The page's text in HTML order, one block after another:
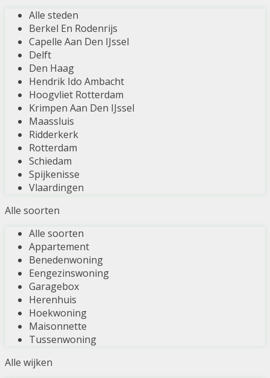
Alle steden
Berkel En Rodenrijs
Capelle Aan Den IJssel
Delft
Den Haag
Hendrik Ido Ambacht
Hoogvliet Rotterdam
Krimpen Aan Den IJssel
Maassluis
Ridderkerk
Rotterdam
Schiedam
Spijkenisse
Vlaardingen
Alle soorten
Alle soorten
Appartement
Benedenwoning
Eengezinswoning
Garagebox
Herenhuis
Hoekwoning
Maisonnette
Tussenwoning
Alle wijken